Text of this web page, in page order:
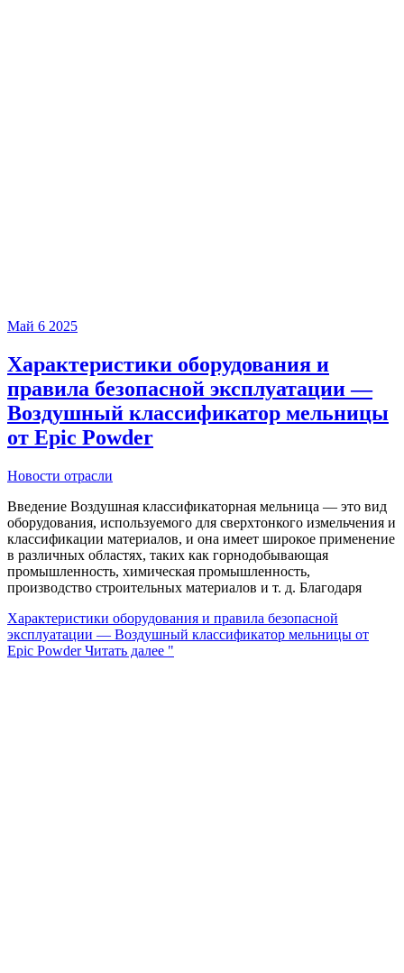
Май 6 2025
Характеристики оборудования и
правила безопасной эксплуатации —
Воздушный классификатор мельницы
от Epic Powder
Новости отрасли
Введение Воздушная классификаторная мельница — это вид
оборудования, используемого для сверхтонкого измельчения и
классификации материалов, и она имеет широкое применение
в различных областях, таких как горнодобывающая
промышленность, химическая промышленность,
производство строительных материалов и т. д. Благодаря
Характеристики оборудования и правила безопасной
эксплуатации — Воздушный классификатор мельницы от
Epic PowderЧитать далее "